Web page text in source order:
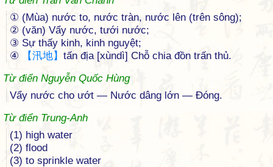
① (Mùa) nước to, nước tràn, nước lên (trên sông);
② (văn) Vẩy nước, tưới nước;
③ Sự thấy kinh, kinh nguyệt;
④
【汛地】 tấn địa [xùndì] Chỗ chia đồn trấn thủ.
Từ điển Nguyễn Quốc Hùng
Vẩy nước cho ướt — Nước dâng lớn — Đóng.
Từ điển Trung-Anh
(1) high water
(2) flood
(3) to sprinkle water